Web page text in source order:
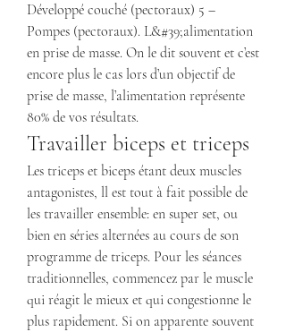
Développé couché (pectoraux) 5 –
Pompes (pectoraux). L&#39;alimentation
en prise de masse. On le dit souvent et c’est
encore plus le cas lors d’un objectif de
prise de masse, l’alimentation représente
80% de vos résultats.
Travailler biceps et triceps
Les triceps et biceps étant deux muscles
antagonistes, ll est tout à fait possible de
les travailler ensemble: en super set, ou
bien en séries alternées au cours de son
programme de triceps. Pour les séances
traditionnelles, commencez par le muscle
qui réagit le mieux et qui congestionne le
plus rapidement. Si on apparente souvent